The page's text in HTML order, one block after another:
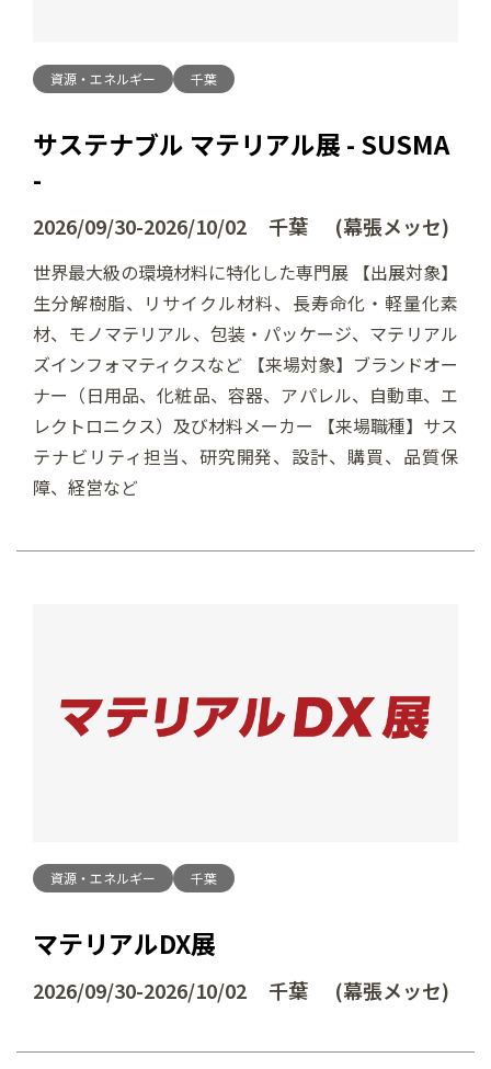
資源・エネルギー 千葉
サステナブル マテリアル展 - SUSMA
-
2026/09/30-2026/10/02 千葉 (幕張メッセ)
世界最大級の環境材料に特化した専門展 【出展対象】
生分解樹脂、リサイクル材料、長寿命化・軽量化素
材、モノマテリアル、包装・パッケージ、マテリアル
ズインフォマティクスなど 【来場対象】ブランドオー
ナー（日用品、化粧品、容器、アパレル、自動車、エ
レクトロニクス）及び材料メーカー 【来場職種】サス
テナビリティ担当、研究開発、設計、購買、品質保
障、経営など
資源・エネルギー 千葉
マテリアルDX展
2026/09/30-2026/10/02 千葉 (幕張メッセ)